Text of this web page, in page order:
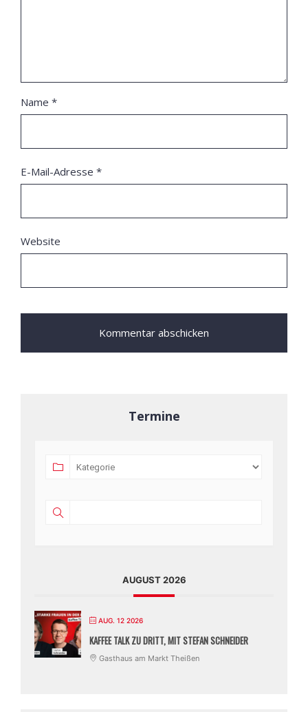
Name *
E-Mail-Adresse *
Website
Termine
AUGUST 2026
AUG. 12 2026
KAFFEE TALK ZU DRITT, MIT STEFAN SCHNEIDER
Gasthaus am Markt Theißen